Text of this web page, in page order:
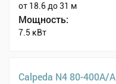
от 18.6 до 31 м
Мощность:
7.5 кВт
Calpeda N4 80-400A/A